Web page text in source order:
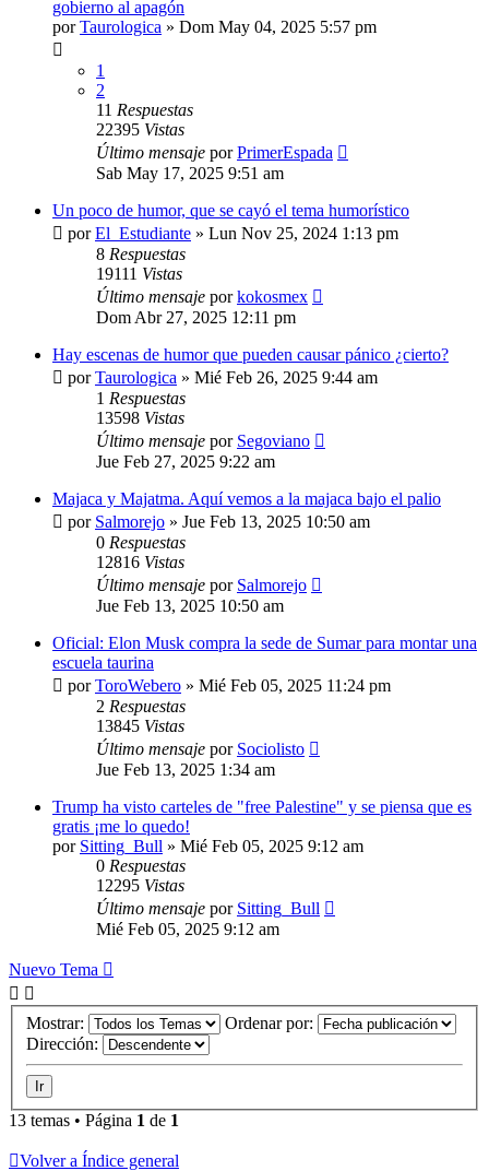
gobierno al apagón
porTaurologica » Dom May 04, 2025 5:57 pm
1
2
11 Respuestas
22395 Vistas
Último mensaje porPrimerEspada
Sab May 17, 2025 9:51 am
Un poco de humor, que se cayó el tema humorístico
porEl_Estudiante » Lun Nov 25, 2024 1:13 pm
8 Respuestas
19111 Vistas
Último mensaje porkokosmex
Dom Abr 27, 2025 12:11 pm
Hay escenas de humor que pueden causar pánico ¿cierto?
porTaurologica » Mié Feb 26, 2025 9:44 am
1 Respuestas
13598 Vistas
Último mensaje por Segoviano
Jue Feb 27, 2025 9:22 am
Majaca y Majatma. Aquí vemos a la majaca bajo el palio
por Salmorejo » Jue Feb 13, 2025 10:50 am
0 Respuestas
12816 Vistas
Último mensaje por Salmorejo
Jue Feb 13, 2025 10:50 am
Oficial: Elon Musk compra la sede de Sumar para montar una
escuela taurina
porToroWebero » Mié Feb 05, 2025 11:24 pm
2 Respuestas
13845 Vistas
Último mensaje por Sociolisto
Jue Feb 13, 2025 1:34 am
Trump ha visto carteles de "free Palestine" y se piensa que es
gratis ¡me lo quedo!
por Sitting_Bull » Mié Feb 05, 2025 9:12 am
0 Respuestas
12295 Vistas
Último mensaje por Sitting_Bull
Mié Feb 05, 2025 9:12 am
Nuevo Tema
Mostrar:
Ordenar por:
Dirección:
13 temas • Página 1 de 1
Volver a Índice general